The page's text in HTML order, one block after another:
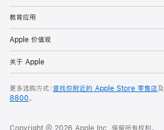
教育应用
Apple 价值观
关于 Apple
更多选购方式：查找你附近的 Apple Store 零售店及
8800。
Copyright © 2026 Apple Inc. 保留所有权利。